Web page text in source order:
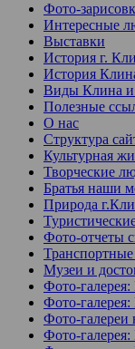
Фото-
Интересные
Выставки
История г.
История
Виды Клина и
Полезные
О нас
Структура
Культурная
Творческие
Братья наши
Природа
Фото-отчеты
Транспортные
Музеи и
Фото-
Фото-
Фото-галереи
Фото-